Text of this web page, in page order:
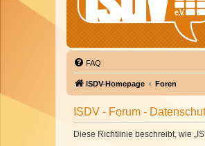
FAQ
ISDV-Homepage Foren
ISDV - Forum -
Diese Richtlinie beschreibt, wie